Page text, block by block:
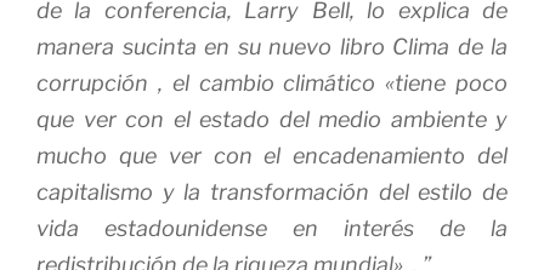
de la conferencia, Larry Bell, lo explica de
manera sucinta en su nuevo libro Clima de la
corrupción , el cambio climático «tiene poco
que ver con el estado del medio ambiente y
mucho que ver con el encadenamiento del
capitalismo y la transformación del estilo de
vida estadounidense en interés de la